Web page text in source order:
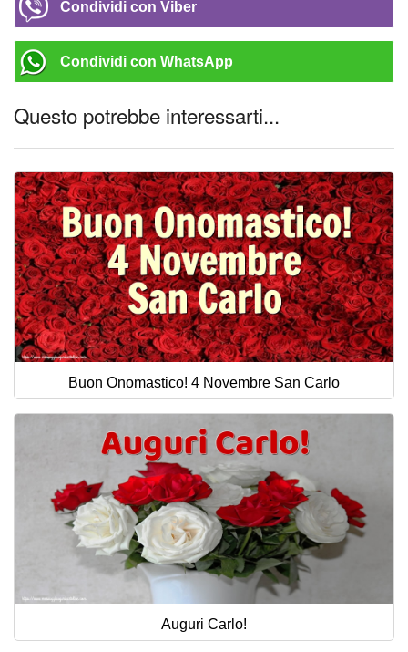
Condividi con Viber
Condividi con WhatsApp
Questo potrebbe interessarti...
Buon Onomastico! 4 Novembre San Carlo
Auguri Carlo!